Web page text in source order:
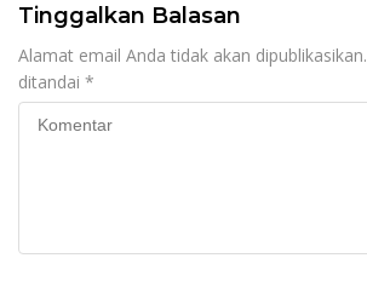
Tinggalkan Balasan
Alamat email Anda tidak akan dipublikasikan.
ditandai *